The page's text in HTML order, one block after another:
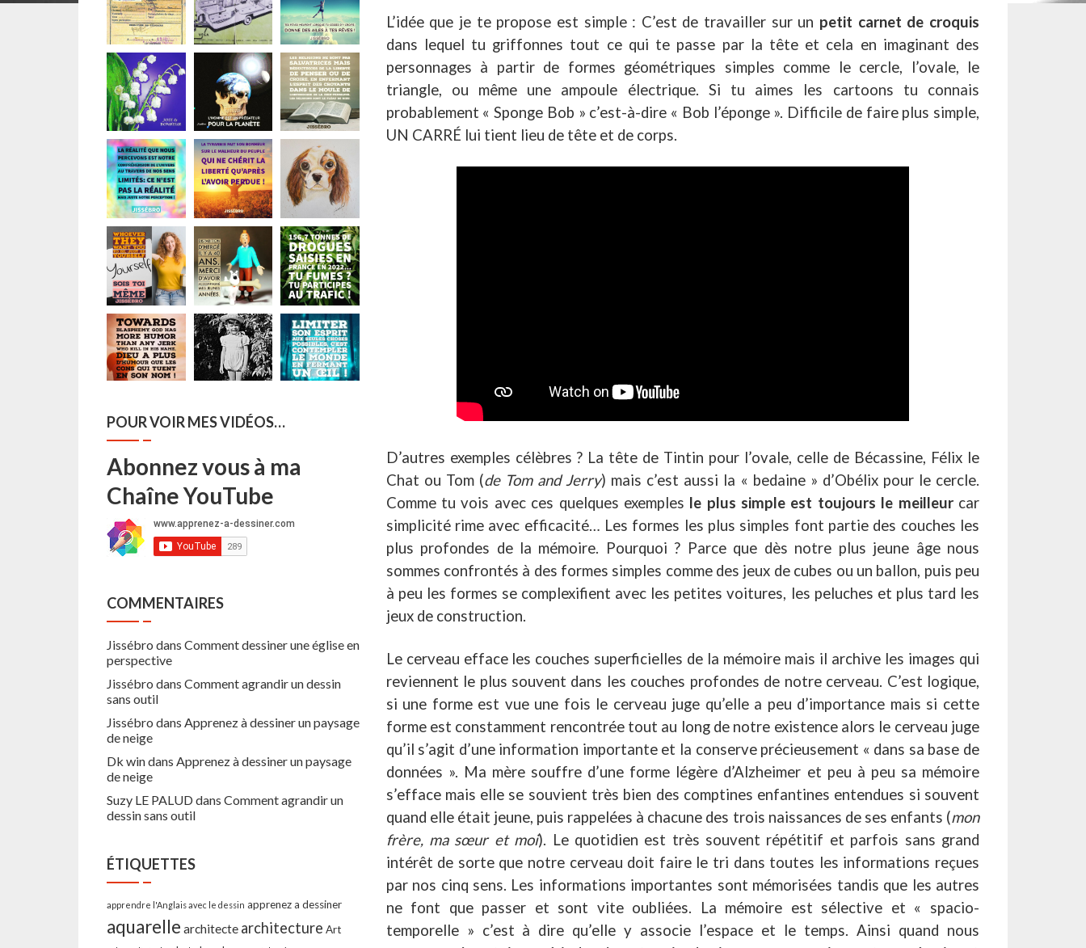
L’idée que je te propose est simple : C’est de travailler sur un petit carnet de croquis
dans lequel tu griffonnes tout ce qui te passe par la tête et cela en imaginant des
personnages à partir de formes géométriques simples comme le cercle, l’ovale, le
triangle, ou même une ampoule électrique. Si tu aimes les cartoons tu connais
probablement « Sponge Bob » c’est-à-dire « Bob l’éponge ». Difficile de faire plus simple,
UN CARRÉ lui tient lieu de tête et de corps.
D’autres exemples célèbres ? La tête de Tintin pour l’ovale, celle de Bécassine, Félix le
Chat ou Tom (de Tom and Jerry) mais c’est aussi la « bedaine » d’Obélix pour le cercle.
Comme tu vois avec ces quelques exemples le plus simple est toujours le meilleurcar
simplicité rime avec efficacité… Les formes les plus simples font partie des couches les
plus profondes de la mémoire. Pourquoi ? Parce que dès notre plus jeune âge nous
sommes confrontés à des formes simples comme des jeux de cubes ou un ballon, puis peu
à peu les formes se complexifient avec les petites voitures, les peluches et plus tard les
jeux de construction.
Le cerveau efface les couches superficielles de la mémoire mais il archive les images qui
reviennent le plus souvent dans les couches profondes de notre cerveau. C’est logique,
si une forme est vue une fois le cerveau juge qu’elle a peu d’importance mais si cette
forme est constamment rencontrée tout au long de notre existence alors le cerveau juge
qu’il s’agit d’une information importante et la conserve précieusement « dans sa base de
données ». Ma mère souffre d’une forme légère d’Alzheimer et peu à peu sa mémoire
s’efface mais elle se souvient très bien des comptines enfantines entendues si souvent
quand elle était jeune, puis rappelées à chacune des trois naissances de ses enfants (mon
frère, ma sœur et moi). Le quotidien est très souvent répétitif et parfois sans grand
intérêt de sorte que notre cerveau doit faire le tri dans toutes les informations reçues
par nos cinq sens. Les informations importantes sont mémorisées tandis que les autres
ne font que passer et sont vite oubliées. La mémoire est sélective et « spacio-
temporelle » c’est à dire qu’elle y associe l’espace et le temps. Ainsi quand nous
Afficher plus... Suivre sur Instagram
POUR VOIR MES VIDÉOS…
Abonnez vous à ma
Chaîne YouTube
COMMENTAIRES
Jissébro dans Comment dessiner une église en
perspective
Jissébro dans Comment agrandir un dessin
sans outil
Jissébro dans Apprenez à dessiner un paysage
de neige
Dk windans Apprenez à dessiner un paysage
de neige
Suzy LE PALUDdans Comment agrandir un
dessin sans outil
ÉTIQUETTES
apprendre l'Anglais avec le dessin apprenez a dessiner
aquarelle architecte architecture Art